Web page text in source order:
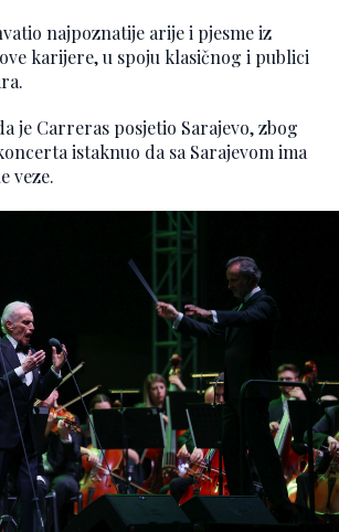
najpoznatije arije i pjesme iz
karijere, u spoju klasičnog i publici
je Carreras posjetio Sarajevo, zbog
istaknuo da sa Sarajevom ima
veze.